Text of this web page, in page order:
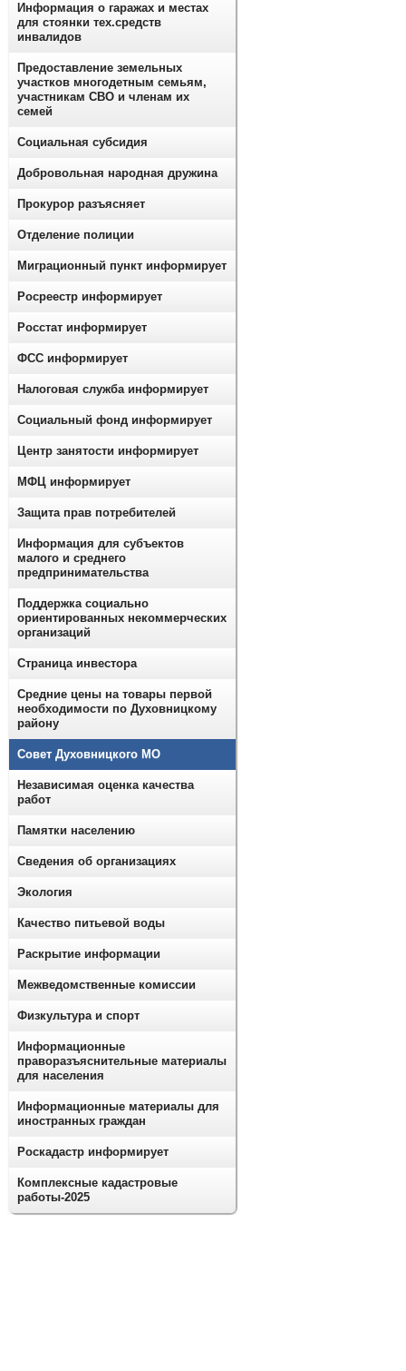
Информация о гаражах и местах
для стоянки тех.средств
инвалидов
Предоставление земельных
участков многодетным семьям,
участникам СВО и членам их
семей
Социальная субсидия
Добровольная народная дружина
Прокурор разъясняет
Отделение полиции
Миграционный пункт информирует
Росреестр информирует
Росстат информирует
ФСС информирует
Налоговая служба информирует
Социальный фонд информирует
Центр занятости информирует
МФЦ информирует
Защита прав потребителей
Информация для субъектов
малого и среднего
предпринимательства
Поддержка социально
ориентированных некоммерческих
организаций
Страница инвестора
Средние цены на товары первой
необходимости по Духовницкому
району
Совет Духовницкого МО
Независимая оценка качества
работ
Памятки населению
Сведения об организациях
Экология
Качество питьевой воды
Раскрытие информации
Межведомственные комиссии
Физкультура и спорт
Информационные
праворазъяснительные материалы
для населения
Информационные материалы для
иностранных граждан
Роскадастр информирует
Комплексные кадастровые
работы-2025